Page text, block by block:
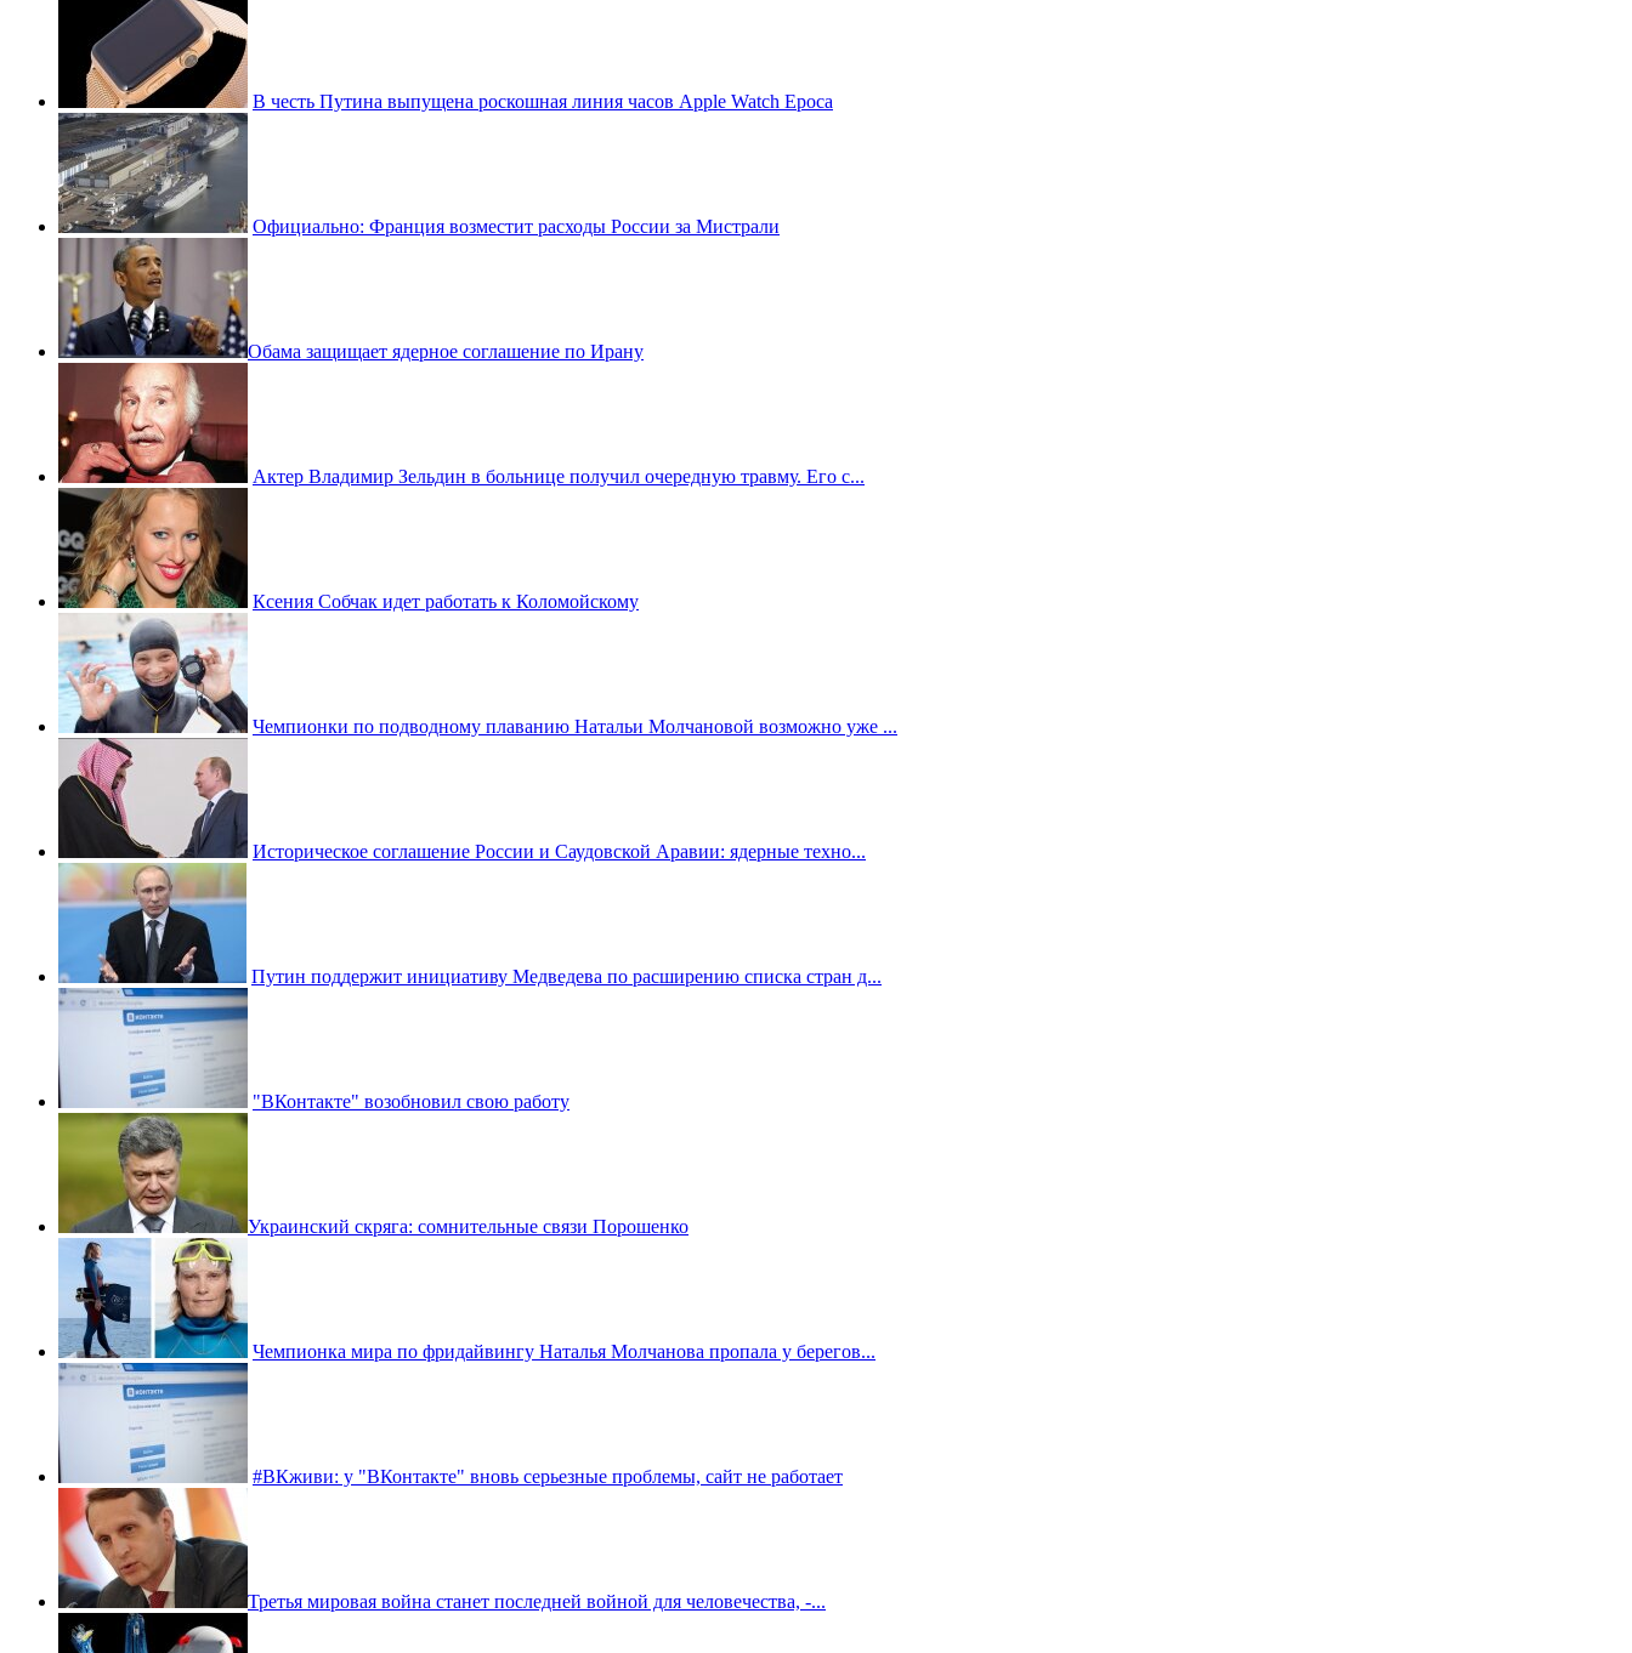
В честь Путина выпущена роскошная линия часов Apple Watch Epoca
Официально: Франция возместит расходы России за Мистрали
​Обама защищает ядерное соглашение по Ирану
Актер Владимир Зельдин в больнице получил очередную травму. Его с...
Ксения Собчак идет работать к Коломойскому
Чемпионки по подводному плаванию Натальи Молчановой возможно уже ...
Историческое соглашение России и Саудовской Аравии: ядерные техно...
Путин поддержит инициативу Медведева по расширению списка стран д...
"ВКонтакте" возобновил свою работу
​Украинский скряга: сомнительные связи Порошенко
Чемпионка мира по фридайвингу Наталья Молчанова пропала у берегов...
#ВКживи: у "ВКонтакте" вновь серьезные проблемы, сайт не работает
​Третья мировая война станет последней войной для человечества, -...